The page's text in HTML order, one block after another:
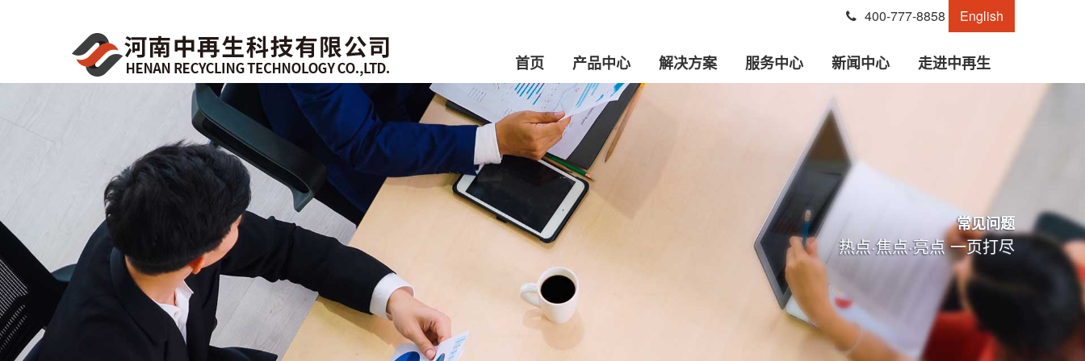
400-777-8858 English
首页 产品中心 解决方案 服务中心 新闻中心 走进中再生
常见问题
热点·焦点·亮点 一页打尽